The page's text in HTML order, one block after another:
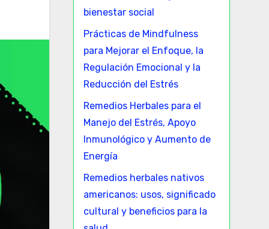
bienestar social
Prácticas de Mindfulness
para Mejorar el Enfoque, la
Regulación Emocional y la
Reducción del Estrés
Remedios Herbales para el
Manejo del Estrés, Apoyo
Inmunológico y Aumento de
Energía
Remedios herbales nativos
americanos: usos, significado
cultural y beneficios para la